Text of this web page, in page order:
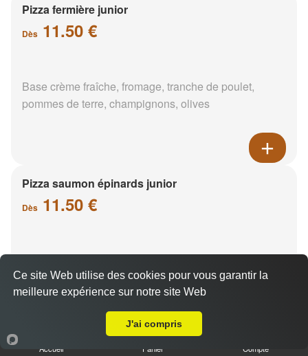
Pizza fermière junior
Dès 11.50 €
Base crème fraîche, fromage, tranche de poulet,
pommes de terre, champignons, olives
Pizza saumon épinards junior
Dès 11.50 €
terre
Accueil Panier Compte
Ce site Web utilise des cookies pour vous garantir la
meilleure expérience sur notre site Web
J'ai compris